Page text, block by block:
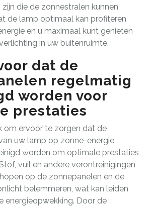
die de zonnestralen kunnen
de lamp optimaal kan profiteren
en u maximaal kunt genieten
in uw buitenruimte.
dat de
regelmatig
worden voor
prestaties
om ervoor te zorgen dat de
uw lamp op zonne-energie
worden om optimale prestaties
vuil en andere verontreinigingen
op de zonnepanelen en de
belemmeren, wat kan leiden
energieopwekking. Door de